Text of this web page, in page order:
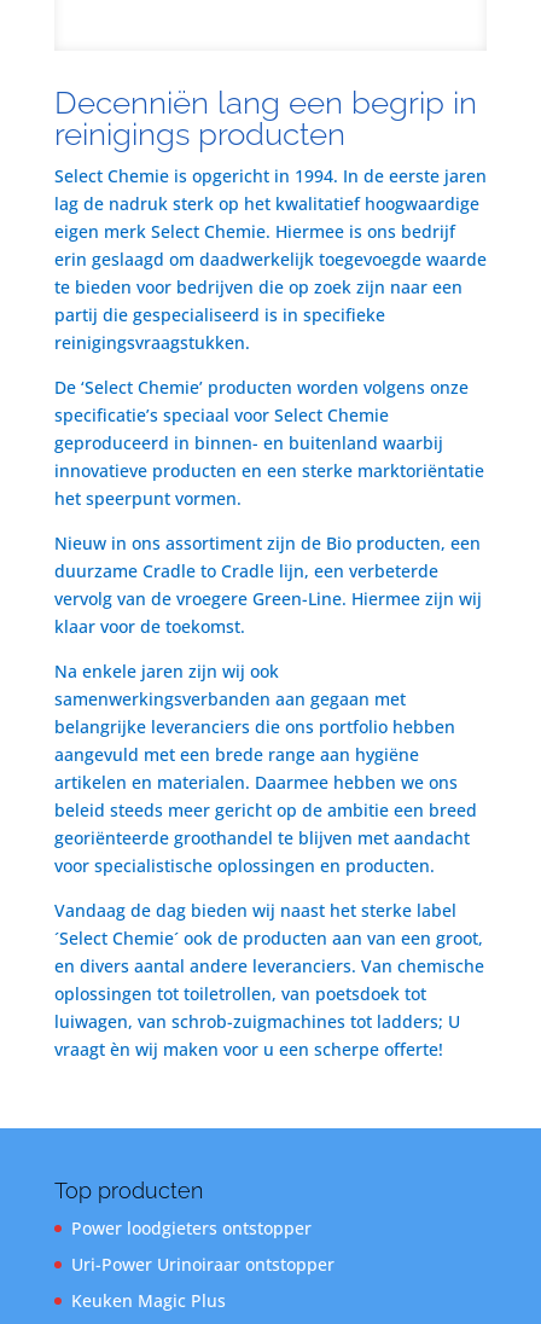
Decenniën lang een begrip in
reinigings producten
Select Chemie is opgericht in 1994. In de eerste jaren
lag de nadruk sterk op het kwalitatief hoogwaardige
eigen merk Select Chemie. Hiermee is ons bedrijf
erin geslaagd om daadwerkelijk toegevoegde waarde
te bieden voor bedrijven die op zoek zijn naar een
partij die gespecialiseerd is in specifieke
reinigingsvraagstukken.
De ‘Select Chemie’ producten worden volgens onze
specificatie’s speciaal voor Select Chemie
geproduceerd in binnen- en buitenland waarbij
innovatieve producten en een sterke marktoriëntatie
het speerpunt vormen.
Nieuw in ons assortiment zijn de Bio producten, een
duurzame Cradle to Cradle lijn, een verbeterde
vervolg van de vroegere Green-Line. Hiermee zijn wij
klaar voor de toekomst.
Na enkele jaren zijn wij ook
samenwerkingsverbanden aan gegaan met
belangrijke leveranciers die ons portfolio hebben
aangevuld met een brede range aan hygiëne
artikelen en materialen. Daarmee hebben we ons
beleid steeds meer gericht op de ambitie een breed
georiënteerde groothandel te blijven met aandacht
voor specialistische oplossingen en producten.
Vandaag de dag bieden wij naast het sterke label
´Select Chemie´ ook de producten aan van een groot,
en divers aantal andere leveranciers. Van chemische
oplossingen tot toiletrollen, van poetsdoek tot
luiwagen, van schrob-zuigmachines tot ladders; U
vraagt èn wij maken voor u een scherpe offerte!
Top producten
Power loodgieters ontstopper
Uri-Power Urinoiraar ontstopper
Keuken Magic Plus